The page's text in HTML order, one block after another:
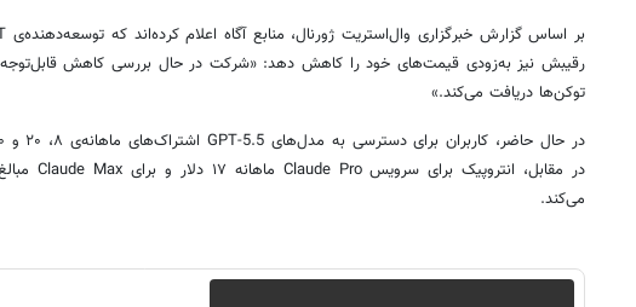
رقیبش نیز به‌زودی قیمت‌های خود را کاهش دهد: «شرکت در حال بررسی کاهش
توکن‌ها دریافت می‌کند.»
می‌کند.